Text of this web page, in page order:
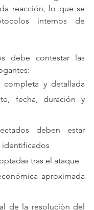
reacción, lo que se
internos de
debe contestar las
completa y detallada
fecha, duración y
deben estar
tras el ataque
aproximada
de la resolución del